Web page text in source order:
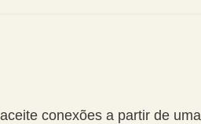
conexões a partir de uma